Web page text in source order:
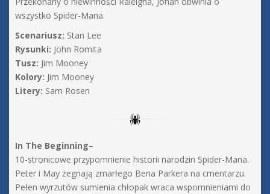
wszystko Spider-Mana.
Scenariusz: Stan Lee
Rysunki: John Romita
Tusz: Jim Mooney
Kolory: Jim Mooney
Litery: Sam Rosen
In The Beginning–
10-stronicowe przypomnienie historii narodzin Spider-Mana.
Peter i May żegnają zmarłego Bena Parkera na cmentarzu.
Pełen wyrzutów sumienia chłopak wraca wspomnieniami do